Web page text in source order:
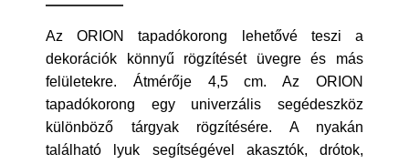
Az ORION tapadókorong lehetővé teszi a
dekorációk könnyű rögzítését üvegre és más
felületekre. Átmérője 4,5 cm. Az ORION
tapadókorong egy univerzális segédeszköz
különböző tárgyak rögzítésére. A nyakán
található lyuk segítségével akasztók, drótok,